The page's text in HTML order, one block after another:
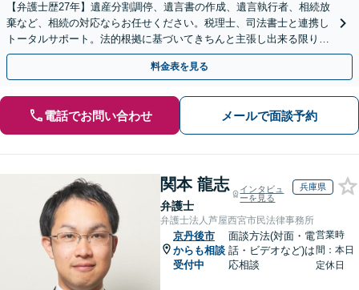
【弁護士歴27年】遺産分割調停、遺言書の作成、遺言執行者、相続放
棄など、相続の対応ならお任せください。税理士、司法書士と連携し
トータルサポート。法的根拠に基づいてきちんと主張し出来る限りご
希望に沿った結果に導きます【兵庫県北部エリアも対応】
料金表を見る
電話でお問い合わせ メールで面談予約
関本 龍志
弁護士
インタビュ
ーを見る
兵庫県
弁護士法人芦屋西宮市民法律事務所
京丹後市
からも相談
受付中
面談方法(対面・電
話・ビデオなど)は
応相談
営業時
間：本日
定休日